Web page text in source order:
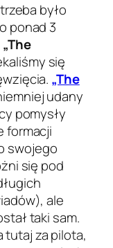
było
ponad 3
„The
się
„The
udany
pomysły
formacji
swojego
się pod
ale
taki sam.
za pilota,